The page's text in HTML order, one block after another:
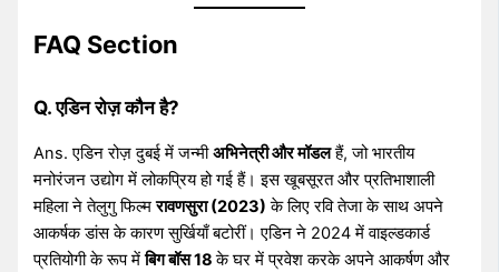
FAQ Section
Q. एडिन रोज़ कौन है?
Ans. एडिन रोज़ दुबई में जन्मीअभिनेत्री और मॉडलहैं, जो भारतीय
मनोरंजन उद्योग में लोकप्रिय हो गई हैं। इस खूबसूरत और प्रतिभाशाली
महिला ने तेलुगु फिल्मरावणसुरा (2023) के लिए रवि तेजा के साथ अपने
आकर्षक डांस के कारण सुर्खियाँ बटोरीं। एडिन ने 2024 में वाइल्डकार्ड
प्रतियोगी के रूप मेंबिग बॉस 18के घर में प्रवेश करके अपने आकर्षण और